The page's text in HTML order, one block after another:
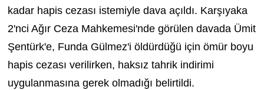
kadar hapis cezası istemiyle dava açıldı. Karşıyaka
2'nci Ağır Ceza Mahkemesi'nde görülen davada Ümit
Şentürk'e, Funda Gülmez'i öldürdüğü için ömür boyu
hapis cezası verilirken, haksız tahrik indirimi
uygulanmasına gerek olmadığı belirtildi.